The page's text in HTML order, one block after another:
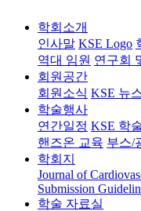
학회소개
인사말 KSE Logo
역대 임원 연구회
회원공간
회원소식 KSE 뉴
학술행사
연간일정 KSE 학
핸즈온 교육 부스/
학회지
Journal of
Submission
학술 자료실